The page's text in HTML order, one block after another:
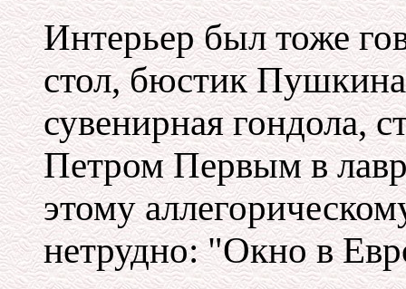
Интерьер был тоже
стол, бюстик
сувенирная гондола,
Петром Первым в
этому
нетрудно: "Окно в